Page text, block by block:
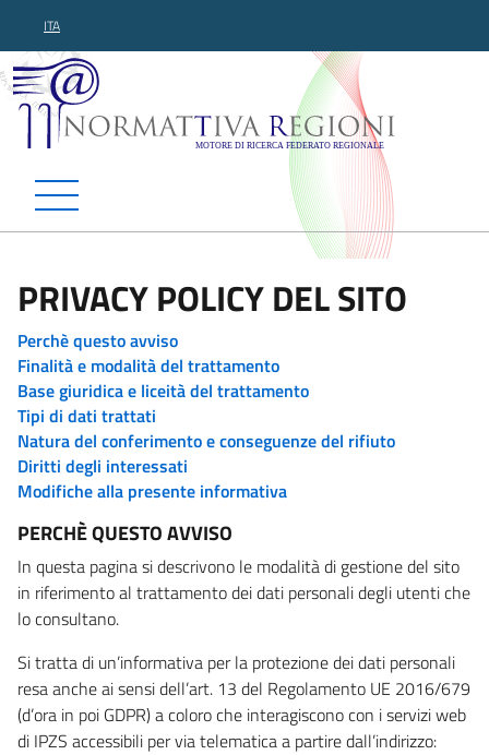
ITA
Normattiva Regioni -
PRIVACY POLICY DEL SITO
Perchè questo avviso
Finalità e modalità del trattamento
Base giuridica e liceità del trattamento
Tipi di dati trattati
Natura del conferimento e conseguenze del rifiuto
Diritti degli interessati
Modifiche alla presente informativa
PERCHÈ QUESTO AVVISO
In questa pagina si descrivono le modalità di gestione del sito
in riferimento al trattamento dei dati personali degli utenti che
lo consultano.
Si tratta di un’informativa per la protezione dei dati personali
resa anche ai sensi dell’art. 13 del Regolamento UE 2016/679
(d’ora in poi GDPR) a coloro che interagiscono con i servizi web
di IPZS accessibili per via telematica a partire dall’indirizzo: